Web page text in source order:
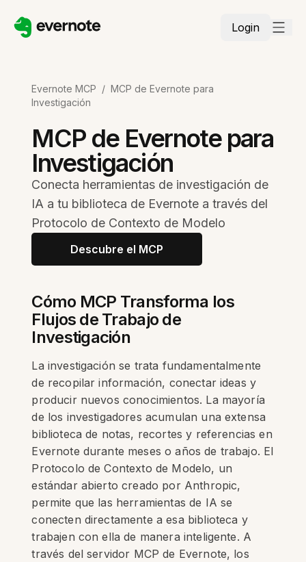
Login
Evernote MCP / MCP de Evernote para
Investigación
MCP de Evernote para
Investigación
Conecta herramientas de investigación de
IA a tu biblioteca de Evernote a través del
Protocolo de Contexto de Modelo
Descubre el MCP
Cómo MCP Transforma los
Flujos de Trabajo de
Investigación
La investigación se trata fundamentalmente
de recopilar información, conectar ideas y
producir nuevos conocimientos. La mayoría
de los investigadores acumulan una extensa
biblioteca de notas, recortes y referencias en
Evernote durante meses o años de trabajo. El
Protocolo de Contexto de Modelo, un
estándar abierto creado por Anthropic,
permite que las herramientas de IA se
conecten directamente a esa biblioteca y
trabajen con ella de manera inteligente. A
través del servidor MCP de Evernote, los